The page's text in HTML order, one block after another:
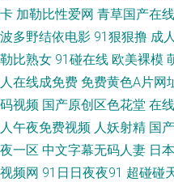
色91青草蜜桃 蜜桃麻豆久久 青娱
天堂91 伊人伦理电影 2026男人网
场16免进 中文字幕日产av 成人午
卡 加勒比性爱网 青草国产在
波多野结依电影 91狠狠撸 成
勒比熟女 91碰在线 欧美裸模
人在线成免费 免费黄色A片网
码视频 国产原创区色花堂 在
人午夜免费视频 人妖射精 国
夜一区 中文字幕无码人妻 日
视频网 91日日夜夜91 超碰碰